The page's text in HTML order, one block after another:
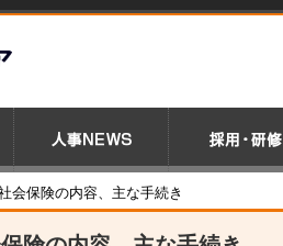
会保険の内容、主な手続き